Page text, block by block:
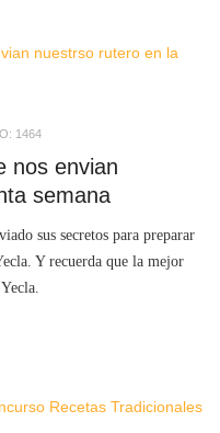
1464
nos envian
semana
sus secretos para preparar
Y recuerda que la mejor